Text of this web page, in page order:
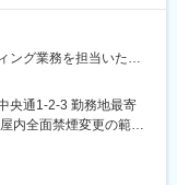
在籍しております。
豊富なキャリアパスを
の昇格面接を経てキャ
円
440万円
ング業務を担当いただ
応（テレマーケティン
）
い合わせ対応
央通1-2-3 勤務地最寄
内全面禁煙変更の範
含む）